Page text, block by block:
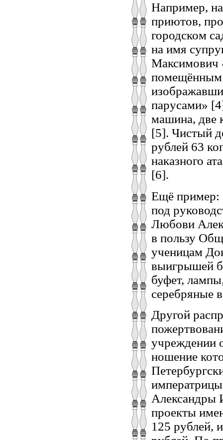
Например,
приютов,
городском
на имя
Максимович
помещённым
парусами»
машина, две
[5]. Чистый
рублей 63
наказного
[6].
Ещё пример:
под
Любови
в пользу
ученицам
выигрышей
буфет,
серебряные
Другой
учреждении
ношение
Александры
проекты
125 рублей,